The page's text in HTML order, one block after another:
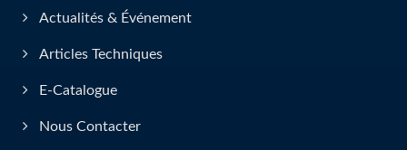
Actualités & Événement
Articles Techniques
E-Catalogue
Nous Contacter